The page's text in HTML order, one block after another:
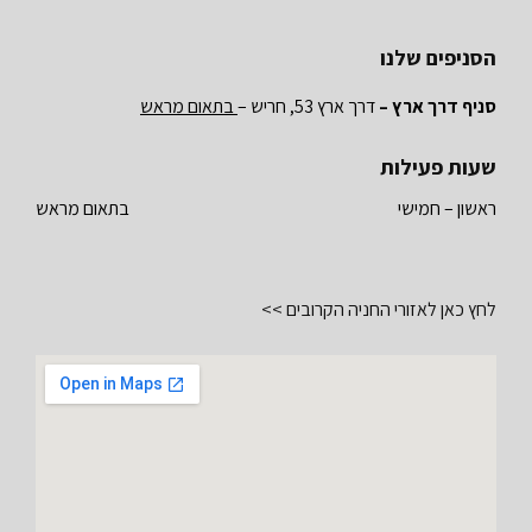
הסניפים שלנו
סניף דרך ארץ –דרך ארץ 53, חריש – בתאום מראש
שעות פעילות
ראשון – חמישי בתאום מראש
לחץ כאן לאזורי החניה הקרובים >>